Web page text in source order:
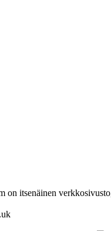
itsenäinen